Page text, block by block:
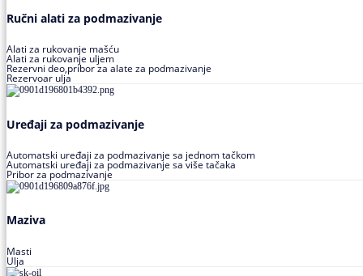
Ručni alati za podmazivanje
Alati za rukovanje mašću
Alati za rukovanje uljem
Rezervni deo,pribor za alate za podmazivanje
Rezervoar ulja
Uređaji za podmazivanje
Automatski uređaji za podmazivanje sa jednom tačkom
Automatski uređaji za podmazivanje sa više tačaka
Pribor za podmazivanje
Maziva
Masti
Ulja